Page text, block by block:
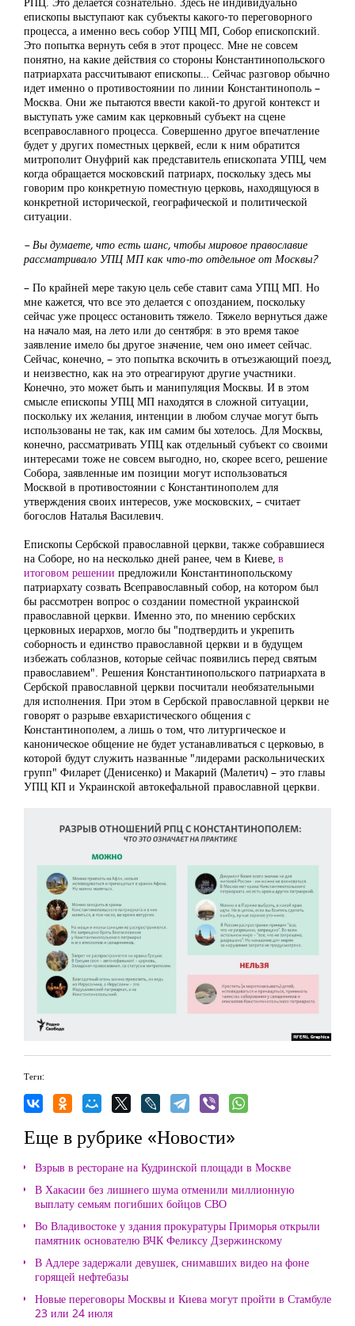
епископы выступают как субъекты какого-то переговорного
процесса, а именно весь собор УПЦ МП, Собор епископский.
Это попытка вернуть себя в этот процесс. Мне не совсем
понятно, на какие действия со стороны Константинопольского
патриархата рассчитывают епископы… Сейчас разговор обычно
идет именно о противостоянии по линии Константинополь –
Москва. Они же пытаются ввести какой-то другой контекст и
выступать уже самим как церковный субъект на сцене
всеправославного процесса. Совершенно другое впечатление
будет у других поместных церквей, если к ним обратится
митрополит Онуфрий как представитель епископата УПЦ, чем
когда обращается московский патриарх, поскольку здесь мы
говорим про конкретную поместную церковь, находящуюся в
конкретной исторической, географической и политической
ситуации.
– Вы думаете, что есть шанс, чтобы мировое православие
рассматривало УПЦ МП как что-то отдельное от Москвы?
– По крайней мере такую цель себе ставит сама УПЦ МП. Но
мне кажется, что все это делается с опозданием, поскольку
сейчас уже процесс остановить тяжело. Тяжело вернуться даже
на начало мая, на лето или до сентября: в это время такое
заявление имело бы другое значение, чем оно имеет сейчас.
Сейчас, конечно, – это попытка вскочить в отъезжающий поезд,
и неизвестно, как на это отреагируют другие участники.
Конечно, это может быть и манипуляция Москвы. И в этом
смысле епископы УПЦ МП находятся в сложной ситуации,
поскольку их желания, интенции в любом случае могут быть
использованы не так, как им самим бы хотелось. Для Москвы,
конечно, рассматривать УПЦ как отдельный субъект со своими
интересами тоже не совсем выгодно, но, скорее всего, решение
Собора, заявленные им позиции могут использоваться
Москвой в противостоянии с Константинополем для
утверждения своих интересов, уже московских, – считает
богослов Наталья Василевич.
Епископы Сербской православной церкви, также собравшиеся
на Соборе, но на несколько дней ранее, чем в Киеве, в
итоговом решении предложили Константинопольскому
патриархату созвать Всеправославный собор, на котором был
бы рассмотрен вопрос о создании поместной украинской
православной церкви. Именно это, по мнению сербских
церковных иерархов, могло бы "подтвердить и укрепить
соборность и единство православной церкви и в будущем
избежать соблазнов, которые сейчас появились перед святым
православием". Решения Константинопольского патриархата в
Сербской православной церкви посчитали необязательными
для исполнения. При этом в Сербской православной церкви не
говорят о разрыве евхаристического общения с
Константинополем, а лишь о том, что литургическое и
каноническое общение не будет устанавливаться с церковью, в
которой будут служить названные "лидерами раскольнических
групп" Филарет (Денисенко) и Макарий (Малетич) – это главы
УПЦ КП и Украинской автокефальной православной церкви.
Теги:
Еще в рубрике «Новости»
Взрыв в ресторане на Кудринской площади в Москве
В Хакасии без лишнего шума отменили миллионную
выплату семьям погибших бойцов СВО
Во Владивостоке у здания прокуратуры Приморья открыли
памятник основателю ВЧК Феликсу Дзержинскому
В Адлере задержали девушек, снимавших видео на фоне
горящей нефтебазы
Новые переговоры Москвы и Киева могут пройти в Стамбуле
23 или 24 июля